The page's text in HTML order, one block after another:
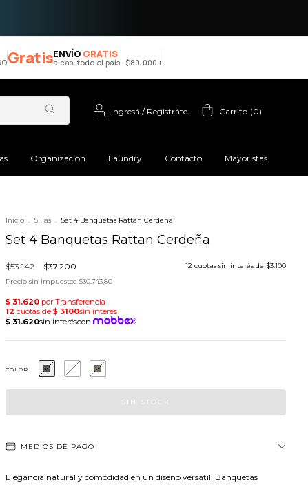
ENVÍOGRATIS
a casi todo el país · $80.000+
Ingresá / Registráte Carrito (0)
Organización Laundry Contacto Mayoristas
Inicio . Sillas . Set 4 Banquetas Rattan Cerdeña
Set 4 Banquetas Rattan Cerdeña
$53.142 $37.200 12 cuotas sin interés de $3.100
Precio sin impuestos $30.743,80
COLOR
MEDIOS DE PAGO
Elegancia natural y comodidad en un diseño versátil. Banquetas